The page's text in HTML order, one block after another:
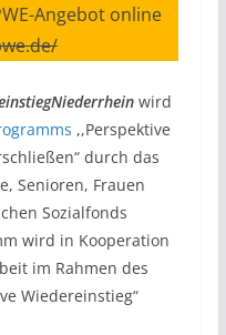
Angebot online
Niederrheinwird
,,Perspektive
durch das
Senioren, Frauen
Sozialfonds
wird in Kooperation
im Rahmen des
Wiedereinstieg“